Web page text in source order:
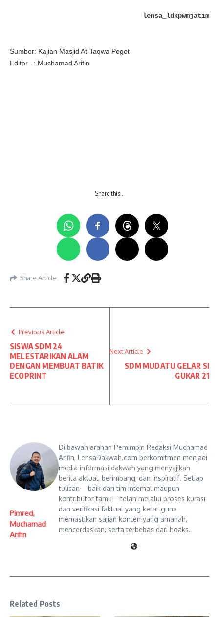
lensa_ldkpwmjatim
Sumber: Kajian Masjid At-Taqwa Pogot
Editor : Muchamad Arifin
Share this…
Share Article
Previous Article
SISWA SDM 24
MELESTARIKAN ALAM
DENGAN MEMBUAT BATIK
ECOPRINT
Next Article
SDM MUDATU GELAR SI
GUKAR 21
Pimred,
Muchamad
Arifin
Di bawah arahan Pemimpin Redaksi Muchamad
Arifin, LensaDakwah.com berkomitmen menjadi
media informasi dakwah yang menyajikan
berita aktual, berimbang, dan inspiratif. Setiap
tulisan—baik dari tim internal maupun
kontributor tamu—telah melalui proses kurasi
dan verifikasi faktual yang ketat guna
memastikan sajian konten yang amanah,
mencerdaskan, serta terbebas dari hoaks.
Related Posts